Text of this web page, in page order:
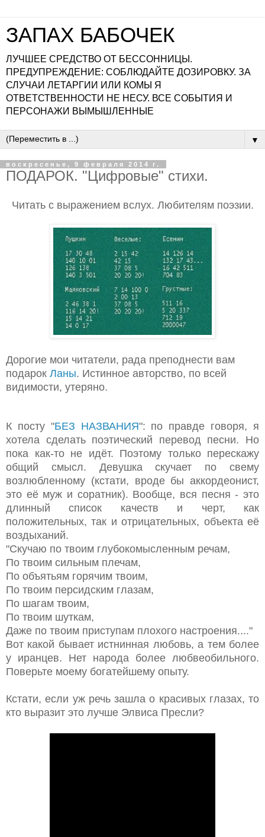
ЗАПАХ БАБОЧЕК
ЛУЧШЕЕ СРЕДСТВО ОТ БЕССОННИЦЫ.
ПРЕДУПРЕЖДЕНИЕ: СОБЛЮДАЙТЕ ДОЗИРОВКУ. ЗА
СЛУЧАИ ЛЕТАРГИИ ИЛИ КОМЫ Я
ОТВЕТСТВЕННОСТИ НЕ НЕСУ. ВСЕ СОБЫТИЯ И
ПЕРСОНАЖИ ВЫМЫШЛЕННЫЕ
▼
воскресенье, 9 февраля 2014 г.
ПОДАРОК. "Цифровые" стихи.
Читать с выражением вслух. Любителям поэзии.
Дорогие мои читатели, рада преподнести вам
подарок Ланы. Истинное авторство, по всей
видимости, утеряно.
К посту "БЕЗ НАЗВАНИЯ": по правде говоря, я
хотела сделать поэтический перевод песни. Но
пока как-то не идёт. Поэтому только перескажу
общий смысл. Девушка скучает по свему
возлюбленному (кстати, вроде бы аккордеонист,
это её муж и соратник). Вообще, вся песня - это
длинный список качеств и черт, как
положительных, так и отрицательных, объекта её
воздыханий.
"Скучаю по твоим глубокомысленным речам,
По твоим сильным плечам,
По объятьям горячим твоим,
По твоим персидским глазам,
По шагам твоим,
По твоим шуткам,
Даже по твоим приступам плохого настроения...."
Вот какой бывает истнинная любовь, а тем более
у иранцев. Нет народа более любвеобильного.
Поверьте моему богатейшему опыту.
Кстати, если уж речь зашла о красивых глазах, то
кто выразит это лучше Элвиса Пресли?